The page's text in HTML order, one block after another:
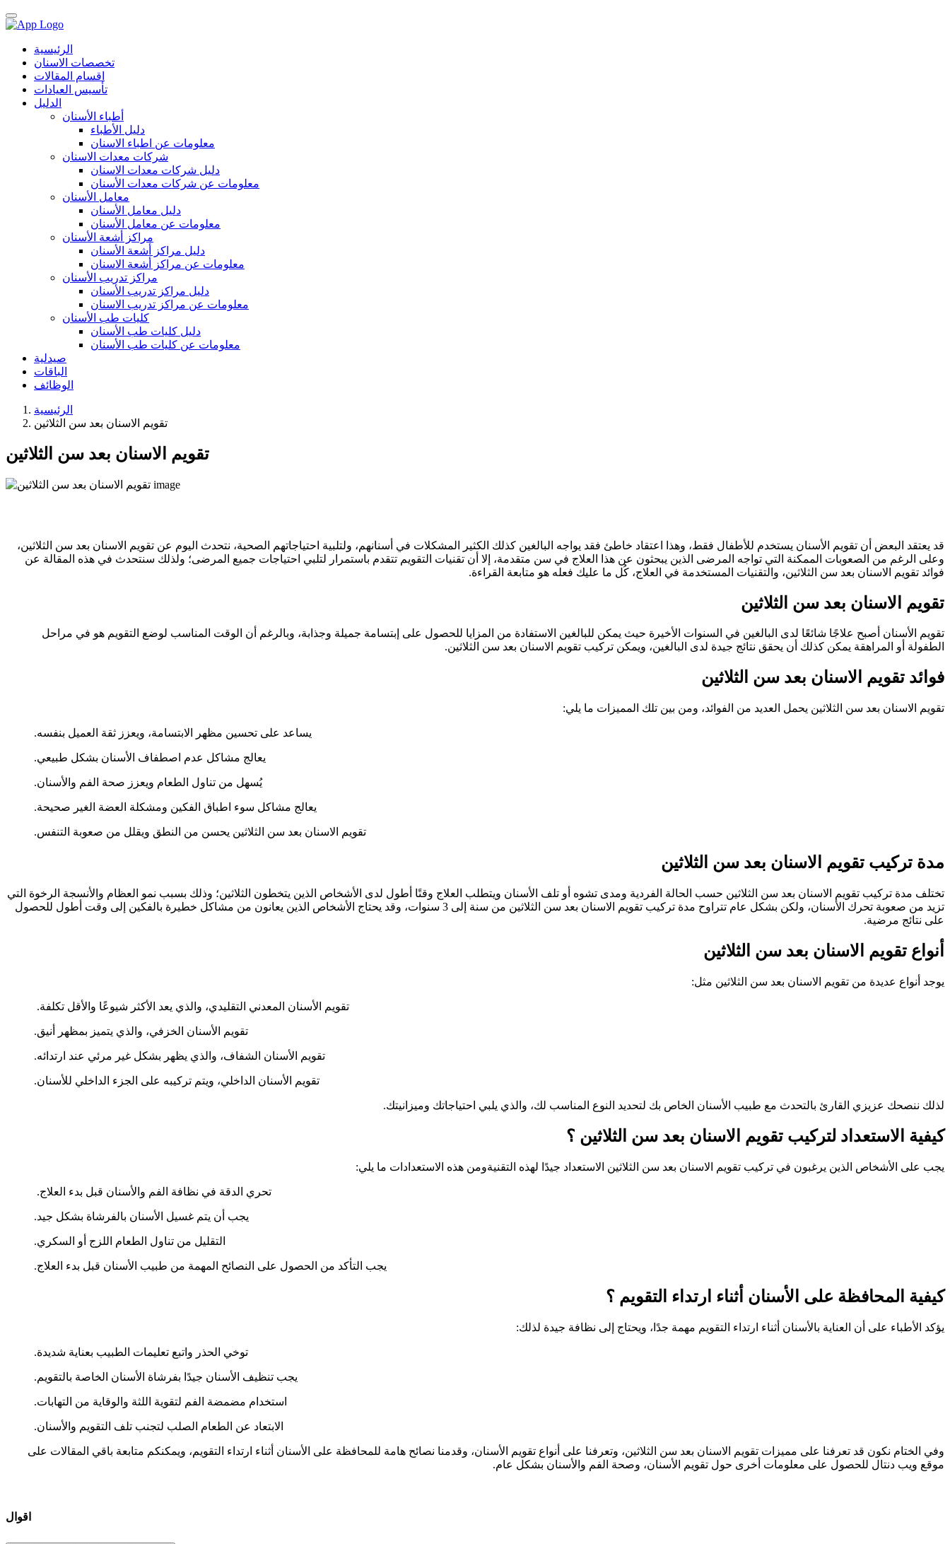
الرئيسية
تخصصات الاسنان
اقسام المقالات
تأسيس العيادات
الدليل
أطباء الأسنان
دليل الأطباء
معلومات عن اطباء الاسنان
شركات معدات الاسنان
دليل شركات معدات الاسنان
معلومات عن شركات معدات الأسنان
معامل الأسنان
دليل معامل الأسنان
معلومات عن معامل الأسنان
مراكز أشعة الأسنان
دليل مراكز أشعة الأسنان
معلومات عن مراكز أشعة الاسنان
مراكز تدريب الأسنان
دليل مراكز تدريب الأسنان
معلومات عن مراكز تدريب الاسنان
كليات طب الأسنان
دليل كليات طب الأسنان
معلومات عن كليات طب الأسنان
صيدلية
الباقات
الوظائف
الرئيسية
تقويم الاسنان بعد سن الثلاثين
تقويم الاسنان بعد سن الثلاثين
قد يعتقد البعض أن تقويم الأسنان يستخدم للأطفال فقط، وهذا اعتقاد خاطئ فقد يواجه البالغين كذلك الكثير المشكلات في أسنانهم، ولتلبية احتياجاتهم الصحية، نتحدث اليوم عن تقويم الاسنان بعد سن الثلاثين،
وعلى الرغم من الصعوبات الممكنة التي تواجه المرضى الذين يبحثون عن هذا العلاج في سن متقدمة، إلا أن تقنيات التقويم تتقدم باستمرار لتلبي احتياجات جميع المرضى؛ ولذلك سنتحدث في هذه المقالة عن
فوائد تقويم الاسنان بعد سن الثلاثين، والتقنيات المستخدمة في العلاج، كُل ما عليك فعله هو متابعة القراءة.
تقويم الاسنان بعد سن الثلاثين
تقويم الأسنان أصبح علاجًا شائعًا لدى البالغين في السنوات الأخيرة حيث يمكن للبالغين الاستفادة من المزايا للحصول على إبتسامة جميلة وجذابة، وبالرغم أن الوقت المناسب لوضع التقويم هو في مراحل
الطفولة أو المراهقة يمكن كذلك أن يحقق نتائج جيدة لدى البالغين، ويمكن تركيب تقويم الاسنان بعد سن الثلاثين.
فوائد تقويم الاسنان بعد سن الثلاثين
تقويم الاسنان بعد سن الثلاثين يحمل العديد من الفوائد، ومن بين تلك المميزات ما يلي:
يساعد على تحسين مظهر الابتسامة، ويعزز ثقة العميل بنفسه.
يعالج مشاكل عدم اصطفاف الأسنان بشكل طبيعي.
يُسهل من تناول الطعام ويعزز صحة الفم والأسنان.
يعالج مشاكل سوء اطباق الفكين ومشكلة العضة الغير صحيحة.
تقويم الاسنان بعد سن الثلاثين يحسن من النطق ويقلل من صعوبة التنفس.
مدة تركيب تقويم الاسنان بعد سن الثلاثين
تختلف مدة تركيب تقويم الاسنان بعد سن الثلاثين حسب الحالة الفردية ومدى تشوه أو تلف الأسنان ويتطلب العلاج وقتًا أطول لدى الأشخاص الذين يتخطون الثلاثين؛ وذلك بسبب نمو العظام والأنسجة الرخوة التي
تزيد من صعوبة تحرك الأسنان، ولكن بشكل عام تتراوح مدة تركيب تقويم الاسنان بعد سن الثلاثين من سنة إلى 3 سنوات، وقد يحتاج الأشخاص الذين يعانون من مشاكل خطيرة بالفكين إلى وقت أطول للحصول
على نتائج مرضية.
أنواع تقويم الاسنان بعد سن الثلاثين
يوجد أنواع عديدة من تقويم الاسنان بعد سن الثلاثين مثل:
تقويم الأسنان المعدني التقليدي، والذي يعد الأكثر شيوعًا والأقل تكلفة.
تقويم الأسنان الخزفي، والذي يتميز بمظهر أنيق.
تقويم الأسنان الشفاف، والذي يظهر بشكل غير مرئي عند ارتدائه.
تقويم الأسنان الداخلي، ويتم تركيبه على الجزء الداخلي للأسنان.
لذلك ننصحك عزيزي القارئ بالتحدث مع طبيب الأسنان الخاص بك لتحديد النوع المناسب لك، والذي يلبي احتياجاتك وميزانيتك.
كيفية الاستعداد لتركيب تقويم الاسنان بعد سن الثلاثين ؟
يجب على الأشخاص الذين يرغبون في تركيب تقويم الاسنان بعد سن الثلاثين الاستعداد جيدًا لهذه التقنيةومن هذه الاستعدادات ما يلي:
تحري الدقة في نظافة الفم والأسنان قبل بدء العلاج.
يجب أن يتم غسيل الأسنان بالفرشاة بشكل جيد.
التقليل من تناول الطعام اللزج أو السكري.
يجب التأكد من الحصول على النصائح المهمة من طبيب الأسنان قبل بدء العلاج.
كيفية المحافظة على الأسنان أثناء ارتداء التقويم ؟
يؤكد الأطباء على أن العناية بالأسنان أثناء ارتداء التقويم مهمة جدًا، ويحتاج إلى نظافة جيدة لذلك:
توخي الحذر واتبع تعليمات الطبيب بعناية شديدة.
يجب تنظيف الأسنان جيدًا بفرشاة الأسنان الخاصة بالتقويم.
استخدام مضمضة الفم لتقوية اللثة والوقاية من التهابات.
الابتعاد عن الطعام الصلب لتجنب تلف التقويم والأسنان.
وفي الختام نكون قد تعرفنا على مميزات تقويم الاسنان بعد سن الثلاثين، وتعرفنا على أنواع تقويم الأسنان، وقدمنا نصائح هامة للمحافظة على الأسنان أثناء ارتداء التقويم، ويمكنكم متابعة باقي المقالات على
موقع ويب دنتال للحصول على معلومات أخرى حول تقويم الأسنان، وصحة الفم والأسنان بشكل عام.
اقوال